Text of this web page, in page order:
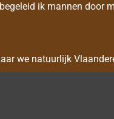
ik mannen door
we natuurlijk